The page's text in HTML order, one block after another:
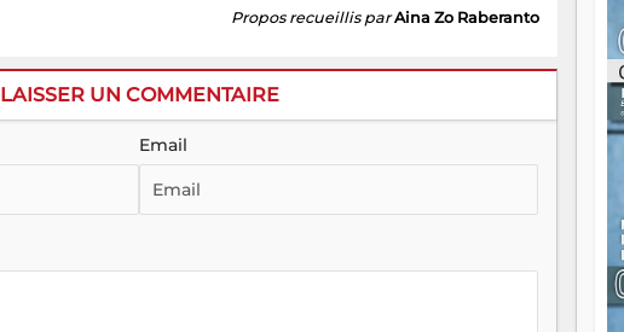
Propos recueillis par Aina Zo Raberanto
LAISSER UN COMMENTAIRE
Email